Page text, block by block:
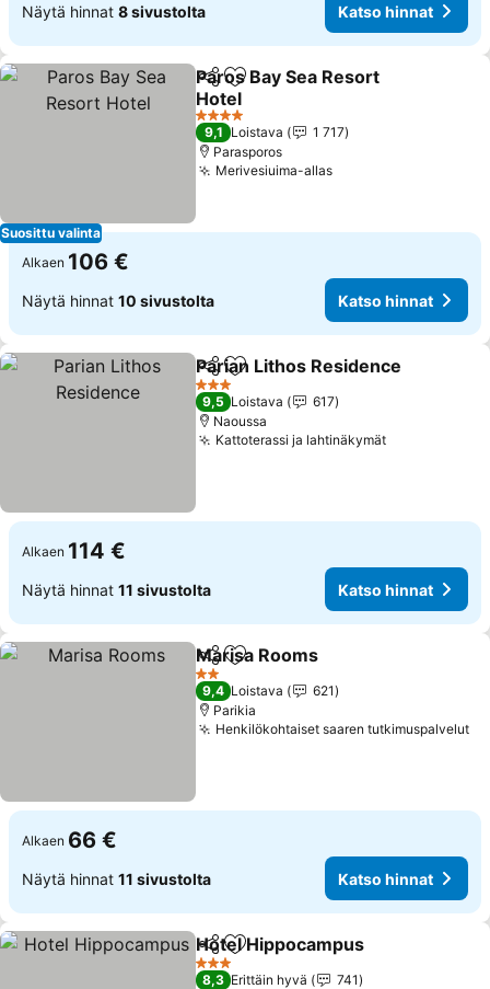
Näytä hinnat 8 sivustolta Katso hinnat
Suosittu valinta
Jaa Lisää suosikkeihin
Paros Bay Sea Resort
Hotel
4 Tähtiluokitus
9,1 Loistava
1 717
Parasporos
Merivesiuima-allas
Alkaen 106 €
Näytä hinnat 10 sivustolta Katso hinnat
Jaa Lisää suosikkeihin
Parian Lithos Residence
3 Tähtiluokitus
9,5 Loistava
617
Naoussa
Kattoterassi ja lahtinäkymät
Alkaen 114 €
Näytä hinnat 11 sivustolta Katso hinnat
Jaa Lisää suosikkeihin
Marisa Rooms
2 Tähtiluokitus
9,4 Loistava
621
Parikia
Henkilökohtaiset saaren tutkimuspalvelut
Alkaen 66 €
Näytä hinnat 11 sivustolta Katso hinnat
Jaa Lisää suosikkeihin
Hotel Hippocampus
3 Tähtiluokitus
8,3 Erittäin hyvä
741